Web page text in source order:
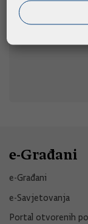
09.08.2026.
e-Građani
e-Građani
e-Savjetovanja
Portal otvorenih